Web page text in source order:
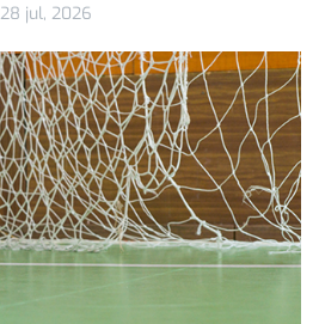
28 jul, 2026